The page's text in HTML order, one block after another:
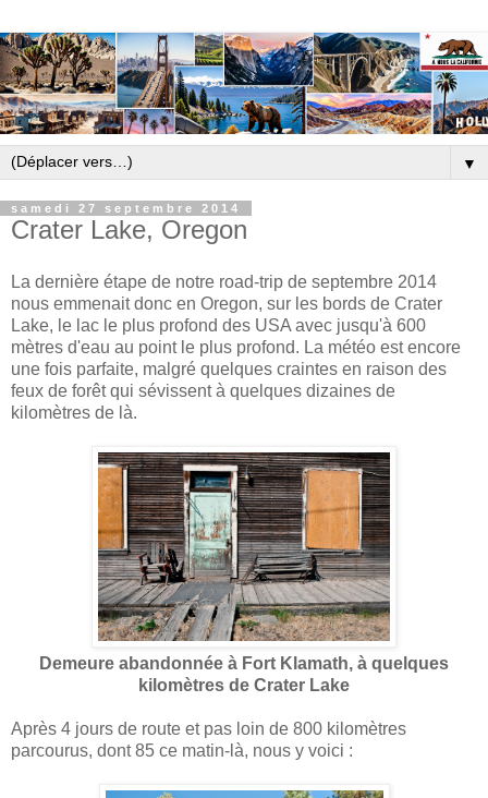
▼
samedi 27 septembre 2014
Crater Lake, Oregon
La dernière étape de notre road-trip de septembre 2014
nous emmenait donc en Oregon, sur les bords de Crater
Lake, le lac le plus profond des USA avec jusqu'à 600
mètres d'eau au point le plus profond. La météo est encore
une fois parfaite, malgré quelques craintes en raison des
feux de forêt qui sévissent à quelques dizaines de
kilomètres de là.
Demeure abandonnée à Fort Klamath, à quelques
kilomètres de Crater Lake
Après 4 jours de route et pas loin de 800 kilomètres
parcourus, dont 85 ce matin-là, nous y voici :